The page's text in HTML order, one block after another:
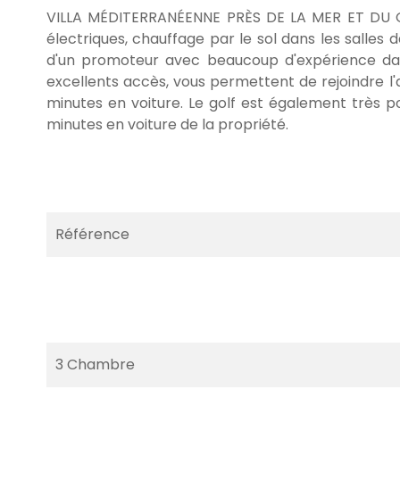
VILLA MÉDITERRANÉENNE PRÈS DE LA MER
électriques, chauffage par le sol dans les salles
d'un promoteur avec beaucoup d'expérience
excellents accès, vous permettent de rejoindre
minutes en voiture. Le golf est également très
minutes en voiture de la propriété.
Référence
3 Chambre